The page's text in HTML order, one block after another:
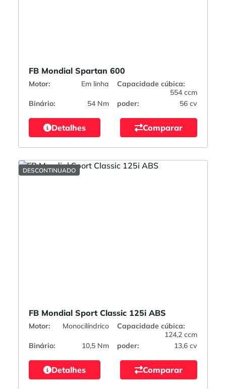
FB Mondial Spartan 600
Motor: Em linha
Capacidade cúbica:
554 ccm
Binário:
54 Nm poder: 56 cv
Detalhes Comparar
DESCONTINUADO
FB Mondial Sport Classic 125i ABS
Motor: Monocilíndrico
Capacidade cúbica:
124,2 ccm
Binário:
10,5 Nm poder: 13,6 cv
Detalhes Comparar